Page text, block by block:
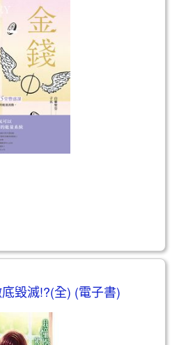
毀滅!?(全) (電子書)